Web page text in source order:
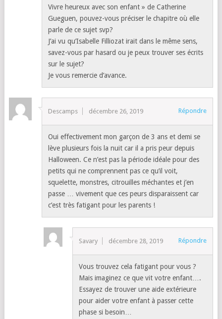
Vivre heureux avec son enfant » de Catherine
Gueguen, pouvez-vous préciser le chapitre où elle
parle de ce sujet svp?
J’ai vu qu’Isabelle Filliozat irait dans le même sens,
savez-vous par hasard ou je peux trouver ses écrits
sur le sujet?
Je vous remercie d’avance.
Descamps décembre 26, 2019 Répondre
Oui effectivement mon garçon de 3 ans et demi se
lève plusieurs fois la nuit car il a pris peur depuis
Halloween. Ce n’est pas la période idéale pour des
petits qui ne comprennent pas ce qu’il voit,
squelette, monstres, citrouilles méchantes et j’en
passe … vivement que ces peurs disparaissent car
c’est très fatigant pour les parents !
Savary décembre 28, 2019 Répondre
Vous trouvez cela fatigant pour vous ?
Mais imaginez ce que vit votre enfant….
Essayez de trouver une aide extérieure
pour aider votre enfant à passer cette
phase si besoin…